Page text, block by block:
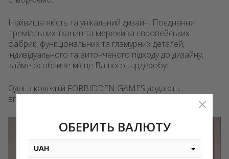
Найвища якість та унікальний дизайн. Поєднання
преміальних тканин та мережива європейських
фабрик, функціональних та гламурних деталей,
індивідуального та витонченого підходу до дизайну,
займе особливе місце Вашого гардеробу.
Одяг з колекцій FORBIDDEN GAMES додають
впевненості, елегантності та задоволення.
ОБЕРИТЬ ВАЛЮТУ
UAH